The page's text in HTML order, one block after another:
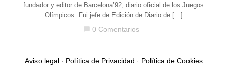
fundador y editor de Barcelona’92, diario oficial de los Juegos
Olímpicos. Fui jefe de Edición de Diario de […]
0 Comentarios
Aviso legal· Política de Privacidad · Política de Cookies